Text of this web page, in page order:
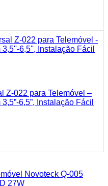
Z-022 para Telemóvel –
6,5”, Instalação Fácil